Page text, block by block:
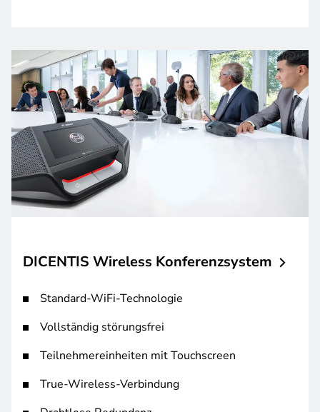
DICENTIS Wireless Konferenzsystem
Standard-WiFi-Technologie
Vollständig störungsfrei
Teilnehmereinheiten mit Touchscreen
True-Wireless-Verbindung